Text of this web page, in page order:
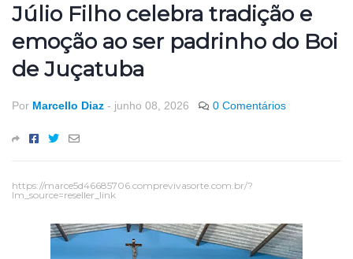
Júlio Filho celebra tradição e
emoção ao ser padrinho do Boi
de Juçatuba
Por Marcello Diaz - junho 08, 2026 0 Comentários
https://marce5d46685706.comprevivasorte.com.br/?
lm_source=reseller_link